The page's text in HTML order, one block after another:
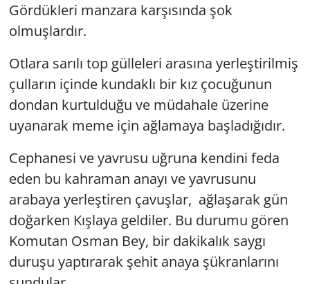
Gördükleri manzara karşısında şok
olmuşlardır.
Otlara sarılı top gülleleri arasına yerleştirilmiş
çulların içinde kundaklı bir kız çocuğunun
dondan kurtulduğu ve müdahale üzerine
uyanarak meme için ağlamaya başladığıdır.
Cephanesi ve yavrusu uğruna kendini feda
eden bu kahraman anayı ve yavrusunu
arabaya yerleştiren çavuşlar, ağlaşarak gün
doğarken Kışlaya geldiler. Bu durumu gören
Komutan Osman Bey, bir dakikalık saygı
duruşu yaptırarak şehit anaya şükranlarını